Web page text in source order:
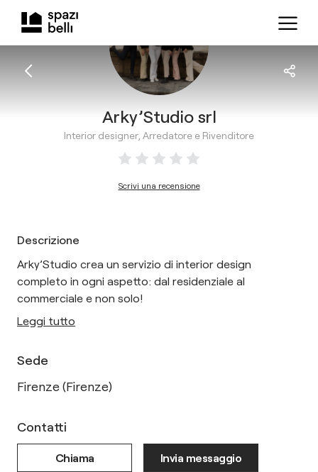
Arky’Studio srl
Interior designer, Arredatore e Rivenditore
Scrivi una recensione
Descrizione
Arky’Studio crea un servizio di interior design
completo in ogni aspetto: dal residenziale al
commerciale e non solo!
Leggi tutto
Sede
Firenze (Firenze)
Contatti
Chiama Invia messaggio